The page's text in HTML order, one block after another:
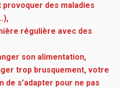
provoquer des maladies
régulière avec des
son alimentation,
trop brusquement, votre
de s’adapter pour ne pas